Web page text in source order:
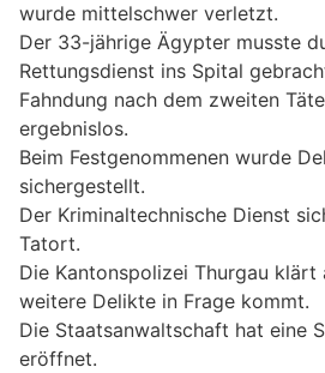
wurde mittelschwer verletzt.
Der 33-jährige Ägypter musste
Rettungsdienst ins Spital
Fahndung nach dem zweiten
ergebnislos.
Beim Festgenommenen wurde
sichergestellt.
Der Kriminaltechnische Dienst
Tatort.
Die Kantonspolizei Thurgau
weitere Delikte in Frage kommt.
Die Staatsanwaltschaft hat eine
eröffnet.